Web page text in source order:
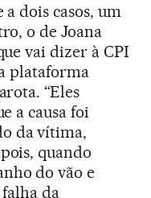
dois casos, um
o de Joana
vai dizer à CPI
plataforma
“Eles
a causa foi
da vítima,
quando
do vão e
da